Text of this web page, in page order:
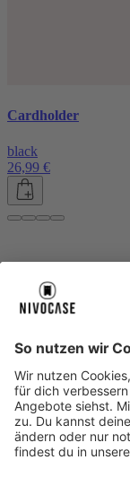
Cardholder
black
26,99 €
About NIVOCASE
Geschäftskunden
Zahlungsarten
Service
Service
AGB VERTRAG
Barrierefreiheit